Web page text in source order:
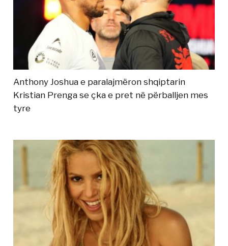
Anthony Joshua e paralajmëron shqiptarin
Kristian Prenga se çka e pret në përballjen mes
tyre